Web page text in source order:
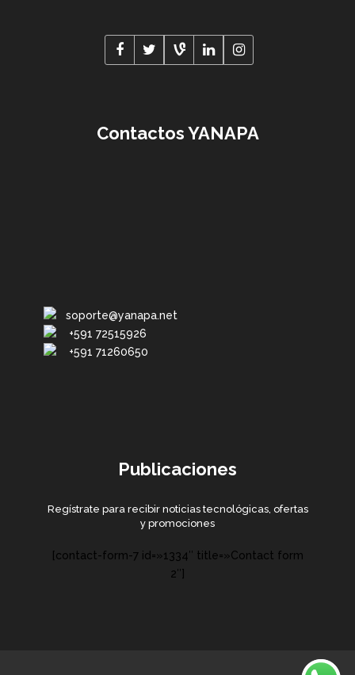
Contactos YANAPA
soporte@yanapa.net
+591 72515926
+591 71260650
Publicaciones
Regístrate para recibir noticias tecnológicas, ofertas
y promociones
[contact-form-7 id=»1334″ title=»Contact form
2″]